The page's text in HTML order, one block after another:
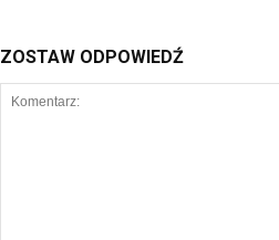
ZOSTAW ODPOWIEDŹ